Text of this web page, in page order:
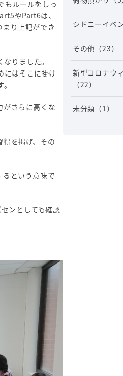
もルールをしっ
やPart6は、
り上記ができ
りました。
にはそこに掛け
がさらに高くな
を掲げ、その
という意味で
ンとしても確認
シドニーイベ
その他 （23）
新型コロナウ
（22）
未分類 （1）